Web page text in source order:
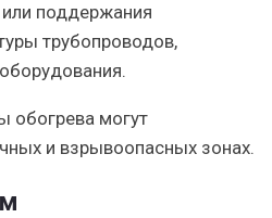
поддержания
трубопроводов,
обогрева могут
и взрывоопасных зонах.